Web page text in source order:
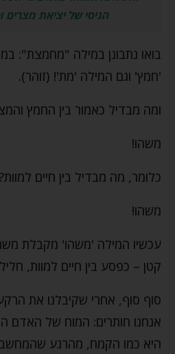
הניסי של יציאת מצרים
בואו נתבונן במילה "מחמצת":
'חמץ' וגם המילה 'מת'! (זוהר).
ומה מבדיל כאמור בין החמץ
משהו!
כלומר, מה מבדיל בין חיים
משהו!
עכשיו המילה 'משהו' מקבלת
קטן – כפסע בין חיים למוות,
סוף סוף, אחרי שקיבלנו את
אנחנו חותרים: המוח של האדם
היא כמו הקמח, מהרגע